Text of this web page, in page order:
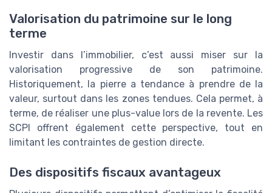
Valorisation du patrimoine sur le long
terme
Investir dans l’immobilier, c’est aussi miser sur la
valorisation progressive de son patrimoine.
Historiquement, la pierre a tendance à prendre de la
valeur, surtout dans les zones tendues. Cela permet, à
terme, de réaliser une plus-value lors de la revente. Les
SCPI offrent également cette perspective, tout en
limitant les contraintes de gestion directe.
Des dispositifs fiscaux avantageux